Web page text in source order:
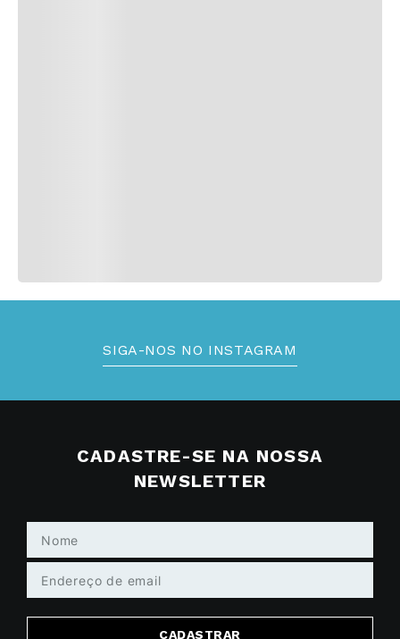
SIGA-NOS NO INSTAGRAM
CADASTRE-SE NA NOSSA
NEWSLETTER
CADASTRAR